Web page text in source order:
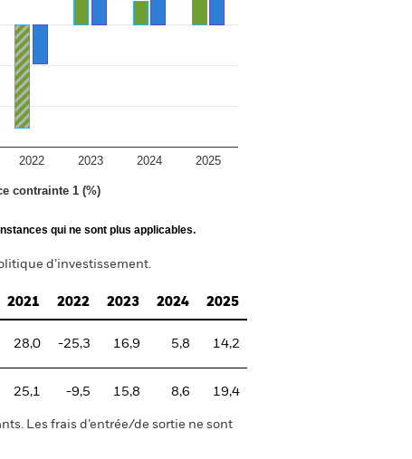
contrainte 1 (%)
2022 2023 2024 2025
qui ne sont plus applicables.
d’investissement.
2021 2022 2023 2024 2025
28,0 -25,3 16,9 5,8 14,2
25,1 -9,5 15,8 8,6 19,4
Les frais d’entrée/de sortie ne sont